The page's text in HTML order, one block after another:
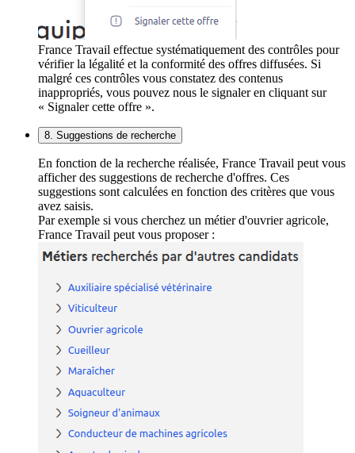
France Travail effectue systématiquement des contrôles pour
vérifier la légalité et la conformité des offres diffusées. Si
malgré ces contrôles vous constatez des contenus
inappropriés, vous pouvez nous le signaler en cliquant sur
« Signaler cette offre ».
8. Suggestions de recherche
En fonction de la recherche réalisée, France Travail peut vous
afficher des suggestions de recherche d'offres. Ces
suggestions sont calculées en fonction des critères que vous
avez saisis.
Par exemple si vous cherchez un métier d'ouvrier agricole,
France Travail peut vous proposer :